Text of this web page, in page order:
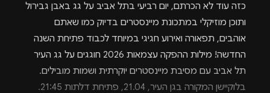
כזה עוד לא הכרתם, יום רביעי בתל אביב על גג באבן גבירול
ותוכן מוזיקלי במתכונת מיינסטרים בדיוק כמו שאתם
אוהבים, תפאורה ואירוע חגיגי במיוחד לכבוד פתיחת השנה
החדשה! מילות ההפקה עצמאות 2026 חוגגים על גג העיר
תל אביב עם מסיבת מיינסטרים יוקרתית ושמות מובילים.
בלוקיישן המקורה בגן העיר, 21.04, פתיחת דלתות 21:45.